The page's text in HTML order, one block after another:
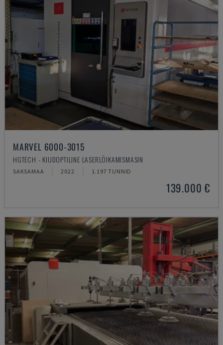
MARVEL 6000-3015
HGTECH - KIUDOPTILINE LASERLÕIKAMISMASIN
SAKSAMAA 2022 1.197 TUNNID
139.000 €